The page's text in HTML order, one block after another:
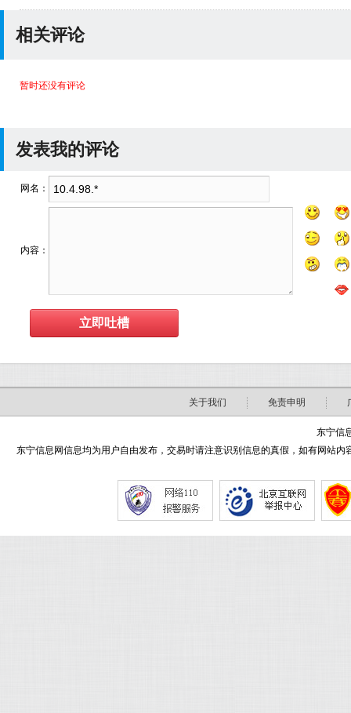
相关评论
暂时还没有评论
发表我的评论
网名：
内容：
关于我们 免责申明
东宁信
东宁信息网信息均为用户自由发布，交易时请注意识别信息的真假，如有网站内